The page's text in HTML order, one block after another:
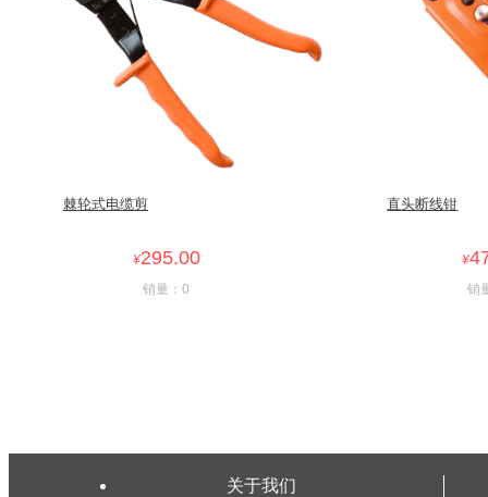
棘轮式电缆剪
¥295.00
销量：0
直头断线钳
¥
销
关于我们